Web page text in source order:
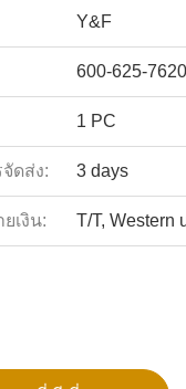
Y&F
600-625-7620
1 PC
จัดส่ง: 3 days
เงิน: T/T, Western